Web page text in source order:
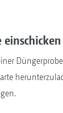
einschicken